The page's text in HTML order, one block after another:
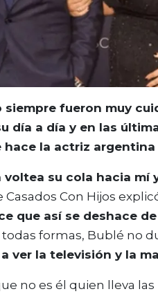
fueron muy
día a día y en las
la actriz
su cola hacia mí
Casados Con Hijos
que así se deshace
todas formas, Bublé no
ver la televisión y la
no es él quien lleva las